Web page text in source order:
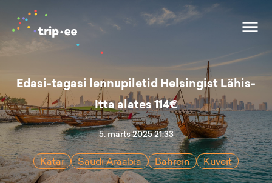
Edasi-tagasi lennupiletid Helsingist Lähis-
Itta alates 114€
5. märts 2025 21:33
Katar Saudi Araabia Bahrein Kuveit